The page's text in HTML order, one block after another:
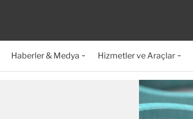
Haberler & Medya Hizmetler ve Araçlar